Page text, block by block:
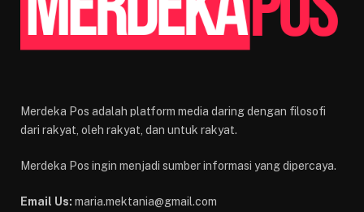
Merdeka Pos adalah platform media daring dengan filosofi
dari rakyat, oleh rakyat, dan untuk rakyat.
Merdeka Pos ingin menjadi sumber informasi yang dipercaya.
Email Us: maria.mektania@gmail.com